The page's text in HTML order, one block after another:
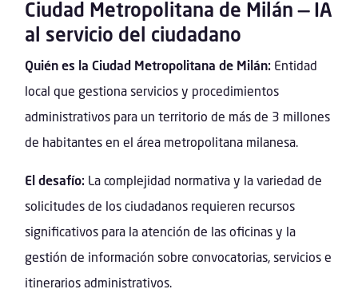
Ciudad Metropolitana de Milán — IA
al servicio del ciudadano
Quién es la Ciudad Metropolitana de Milán: Entidad
local que gestiona servicios y procedimientos
administrativos para un territorio de más de 3 millones
de habitantes en el área metropolitana milanesa.
El desafío: La complejidad normativa y la variedad de
solicitudes de los ciudadanos requieren recursos
significativos para la atención de las oficinas y la
gestión de información sobre convocatorias, servicios e
itinerarios administrativos.